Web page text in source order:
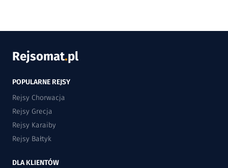
Rejsomat.pl
POPULARNE REJSY
Rejsy Chorwacja
Rejsy Grecja
Rejsy Karaiby
Rejsy Bałtyk
DLA KLIENTÓW